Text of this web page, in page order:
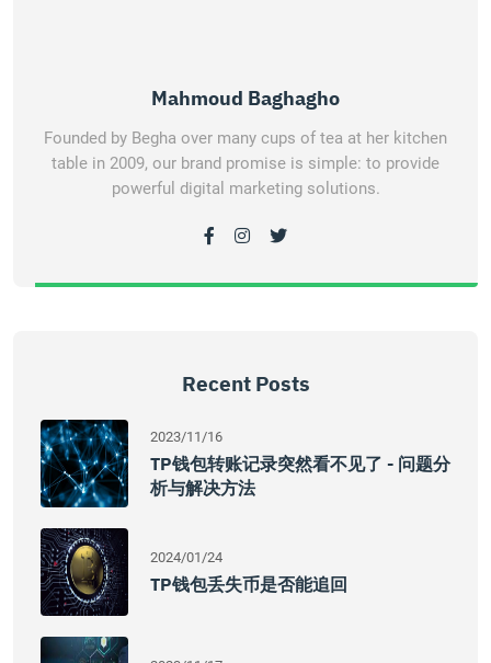
Mahmoud Baghagho
Founded by Begha over many cups of tea at her kitchen
table in 2009, our brand promise is simple: to provide
powerful digital marketing solutions.
Recent Posts
2023/11/16
TP钱包转账记录突然看不见了 - 问题分
析与解决方法
2024/01/24
TP钱包丢失币是否能追回